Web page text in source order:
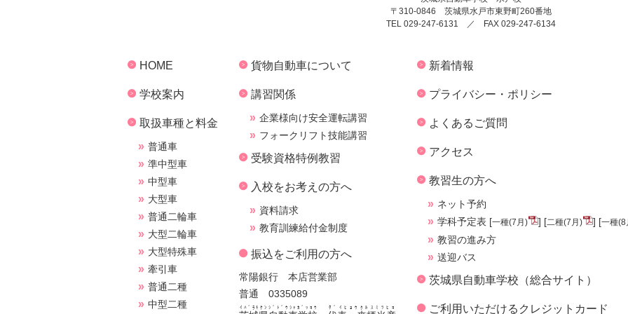
〒310-0846 茨城県水戸市東野町260番地
TEL 029-247-6131 ／ FAX 029-247-6134
HOME
学校案内
取扱車種と料金
普通車
準中型車
中型車
大型車
普通二輪車
大型二輪車
大型特殊車
牽引車
普通二種
中型二種
貨物自動車について
講習関係
企業様向け安全運転講習
フォークリフト技能講習
受験資格特例教習
入校をお考えの方へ
資料請求
教育訓練給付金制度
振込をご利用の方へ
常陽銀行 本店営業部
普通 0335089
ｲﾊﾞﾗｷｹﾝｼﾞﾄﾞｳｼｬｶﾞｯｺｳ ﾀﾞｲﾋｮｳｸﾙｽﾐﾂﾋｺ
新着情報
プライバシー・ポリシー
よくあるご質問
アクセス
教習生の方へ
ネット予約
学科予定表 [一種(7月) ] [二種(7月) ] [一種(8
教習の進み方
送迎バス
茨城県自動車学校（総合サイト）
ご利用いただけるクレジットカード